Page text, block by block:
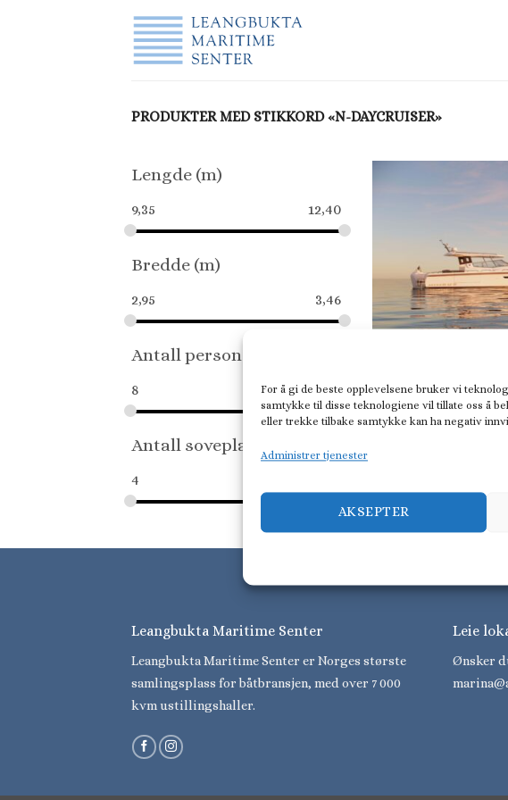
For å gi de beste opplevelsene bruker vi
samtykke til disse teknologiene vil tillate oss å
eller trekke tilbake samtykke kan ha negativ
Administrer tjenester
AKSEPTER
PRODUKTER MED STIKKORD «N-DAYCRUISER»
Lengde (m)
9,35 12,40
Bredde (m)
2,95 3,46
Antall personer
8 12
Antall soveplasser
4
CABINCRUISER
Nimbus W11
Leangbukta Maritime Senter
Leangbukta Maritime Senter er Norges største
samlingsplass for båtbransjen, med over 7 000
kvm ustillingshaller.
Leie
Ønsker